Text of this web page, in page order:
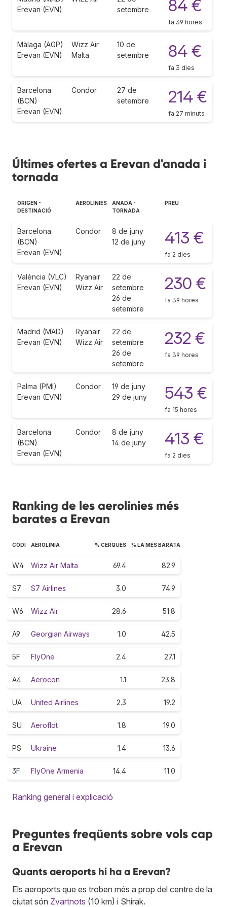
Erevan (EVN)
setembre
84 €
fa 39 hores
Màlaga (AGP)
Erevan (EVN)
Wizz Air
Malta
10 de
setembre
84 €
fa 3 dies
Barcelona
(BCN)
Erevan (EVN)
Condor
27 de
setembre
214 €
fa 27 minuts
Últimes ofertes a Erevan d'anada i
tornada
ORIGEN -
DESTINACIÓ
AEROLÍNIES
ANADA -
TORNADA
PREU
Barcelona
(BCN)
Erevan (EVN)
Condor
8 de juny
12 de juny
413 €
fa 2 dies
València (VLC)
Erevan (EVN)
Ryanair
Wizz Air
22 de
setembre
26 de
setembre
230 €
fa 39 hores
Madrid (MAD)
Erevan (EVN)
Ryanair
Wizz Air
22 de
setembre
26 de
setembre
232 €
fa 39 hores
Palma (PMI)
Erevan (EVN)
Condor
19 de juny
29 de juny
543 €
fa 15 hores
Barcelona
(BCN)
Erevan (EVN)
Condor
8 de juny
14 de juny
413 €
fa 2 dies
Ranking de les aerolínies més
barates a Erevan
CODI AEROLÍNIA % CERQUES % LA MÉS BARATA
W4 Wizz Air Malta 69.4 82.9
S7 S7 Airlines 3.0 74.9
W6 Wizz Air 28.6 51.8
A9 Georgian Airways 1.0 42.5
5F FlyOne 2.4 27.1
A4 Aerocon 1.1 23.8
UA United Airlines 2.3 19.2
SU Aeroflot 1.8 19.0
PS Ukraine 1.4 13.6
3F FlyOne Armenia 14.4 11.0
Ranking general i explicació
Preguntes freqüents sobre vols cap
a Erevan
Quants aeroports hi ha a Erevan?
Els aeroports que es troben més a prop del centre de la
ciutat són Zvartnots (10 km) i Shirak.